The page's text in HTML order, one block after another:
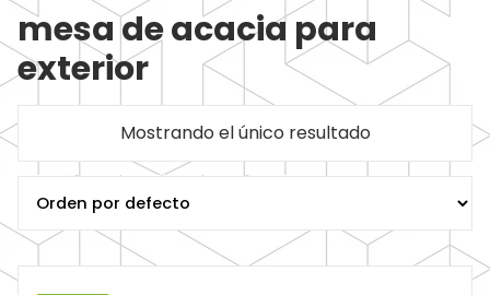
mesa de acacia para
exterior
Mostrando el único resultado